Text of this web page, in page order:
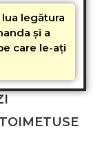
legătura
și a
care le-ați